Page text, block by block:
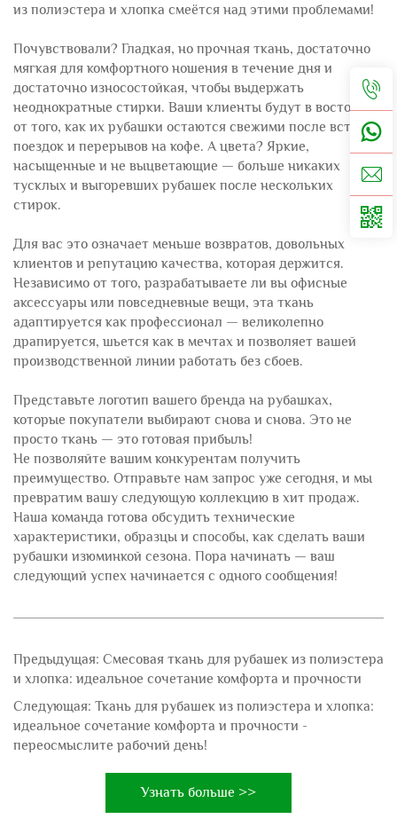
из полиэстера и хлопка смеётся над этими проблемами!
Почувствовали? Гладкая, но прочная ткань, достаточно
мягкая для комфортного ношения в течение дня и
достаточно износостойкая, чтобы выдержать
неоднократные стирки. Ваши клиенты будут в восторге
от того, как их рубашки остаются свежими после встреч,
поездок и перерывов на кофе. А цвета? Яркие,
насыщенные и не выцветающие — больше никаких
тусклых и выгоревших рубашек после нескольких
стирок.
Для вас это означает меньше возвратов, довольных
клиентов и репутацию качества, которая держится.
Независимо от того, разрабатываете ли вы офисные
аксессуары или повседневные вещи, эта ткань
адаптируется как профессионал — великолепно
драпируется, шьется как в мечтах и позволяет вашей
производственной линии работать без сбоев.
Представьте логотип вашего бренда на рубашках,
которые покупатели выбирают снова и снова. Это не
просто ткань — это готовая прибыль!
Не позволяйте вашим конкурентам получить
преимущество. Отправьте нам запрос уже сегодня, и мы
превратим вашу следующую коллекцию в хит продаж.
Наша команда готова обсудить технические
характеристики, образцы и способы, как сделать ваши
рубашки изюминкой сезона. Пора начинать — ваш
следующий успех начинается с одного сообщения!
Предыдущая: Смесовая ткань для рубашек из полиэстера
и хлопка: идеальное сочетание комфорта и прочности
Следующая: Ткань для рубашек из полиэстера и хлопка:
идеальное сочетание комфорта и прочности -
переосмыслите рабочий день!
Узнать больше >>